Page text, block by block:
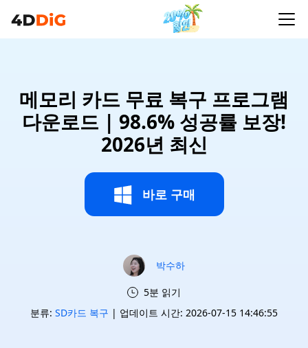
메모리 카드 무료 복구 프로그램
다운로드 | 98.6% 성공률 보장!
2026년 최신
바로 구매
박수하
5분 읽기
분류: SD카드 복구 | 업데이트 시간: 2026-07-15 14:46:55